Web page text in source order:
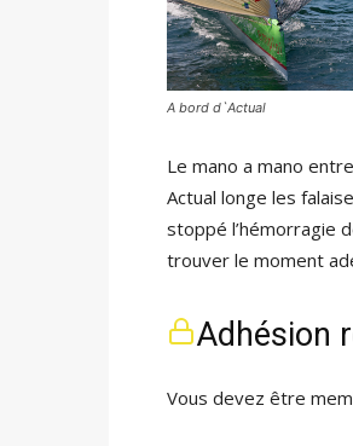
A bord d`Actual
Le mano a mano
Actual longe les
stoppé l’hémorragie
trouver le moment
Adhésion
Vous devez être